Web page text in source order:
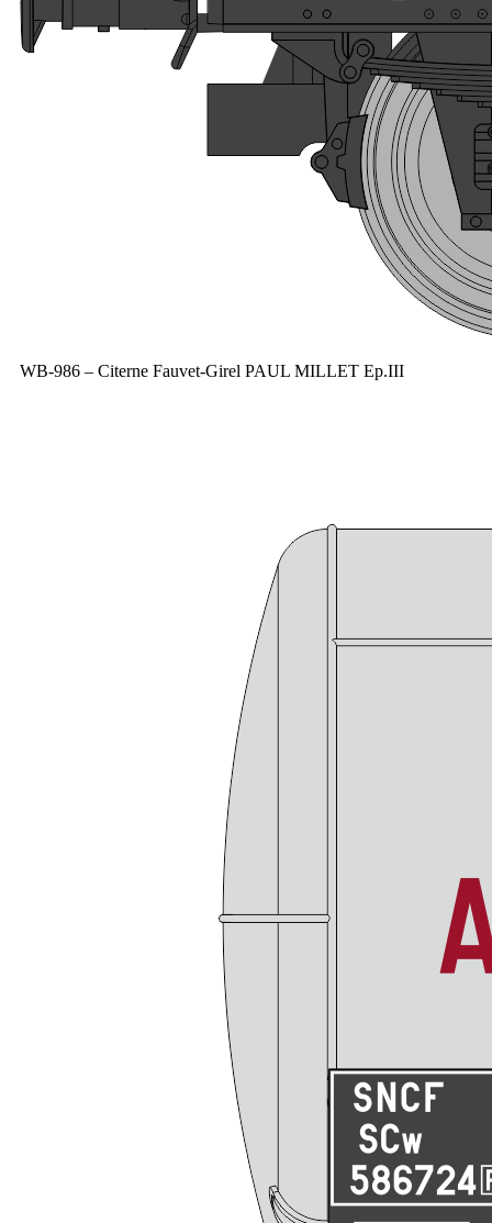
WB-986 – Citerne Fauvet-Girel PAUL MILLET Ep.III